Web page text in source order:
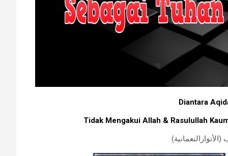
Diantara
Tidak Mengakui Allah & Rasulullah